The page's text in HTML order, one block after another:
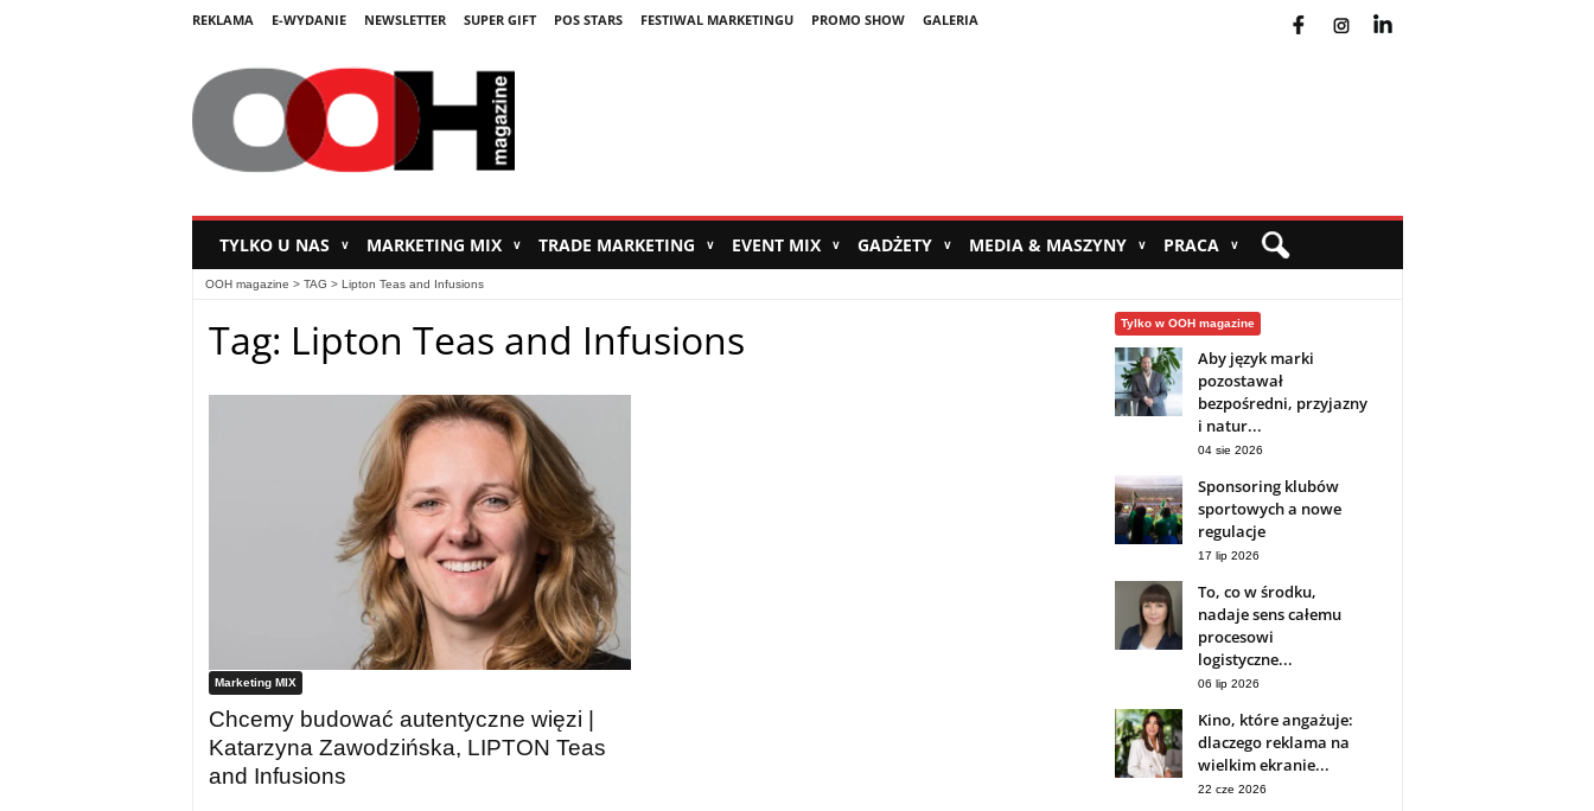
REKLAMA E-WYDANIE NEWSLETTER SUPER GIFT POS STARS FESTIWAL MARKETINGU PROMO SHOW GALERIA
TYLKO U NAS ∨ MARKETING MIX ∨ TRADE MARKETING ∨ EVENT MIX ∨ GADŻETY ∨ MEDIA & MASZYNY ∨ PRACA ∨
OOH magazine > TAG > Lipton Teas and Infusions
Tag: Lipton Teas and Infusions
Marketing MIX
Chcemy budować autentyczne więzi |
Katarzyna Zawodzińska, LIPTON Teas
and Infusions
Tylko w OOH magazine
Aby język marki
pozostawał
bezpośredni, przyjazny
i natur...
04 sie 2026
Sponsoring klubów
sportowych a nowe
regulacje
17 lip 2026
To, co w środku,
nadaje sens całemu
procesowi
logistyczne...
06 lip 2026
Kino, które angażuje:
dlaczego reklama na
wielkim ekranie...
22 cze 2026